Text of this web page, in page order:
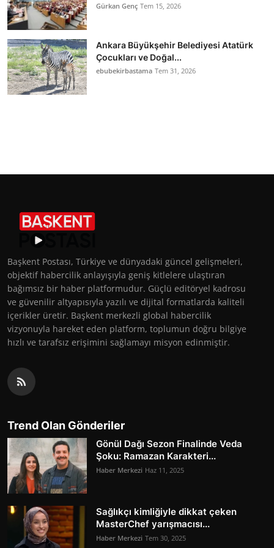
Gürkan Genç Tem 15, 2026
Ankara Büyükşehir Belediyesi Atatürk
Çocukları ve Doğal...
ebubekirbastama Tem 31, 2026
Başkent Postası, Türkiye ve dünyadaki güncel gelişmeleri,
objektif habercilik anlayışıyla geniş kitlelere ulaştıran
bağımsız bir haber platformudur. Güçlü editöryel kadrosu
ve güvenilir altyapısıyla yazılı ve dijital formatlarda kaliteli
içerikler üretir. Başkent merkezli global habercilik
vizyonuyla hareket eden platform, toplumun doğru bilgiye
hızlı ve tarafsız erişimini sağlamayı misyon edinmiştir.
Trend Olan Gönderiler
Gönül Dağı Sezon Finalinde Veda
Şoku: Ramazan Karakteri...
Haber Merkezi Haz 11, 2025
Sağlıkçı kimliğiyle dikkat çeken
MasterChef yarışmacısı...
Haber Merkezi Tem 30, 2025